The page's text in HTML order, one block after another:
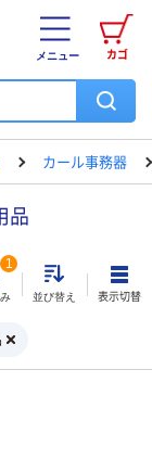
カゴ
メニュー
カール事務器
品
1
並び替え 表示切替